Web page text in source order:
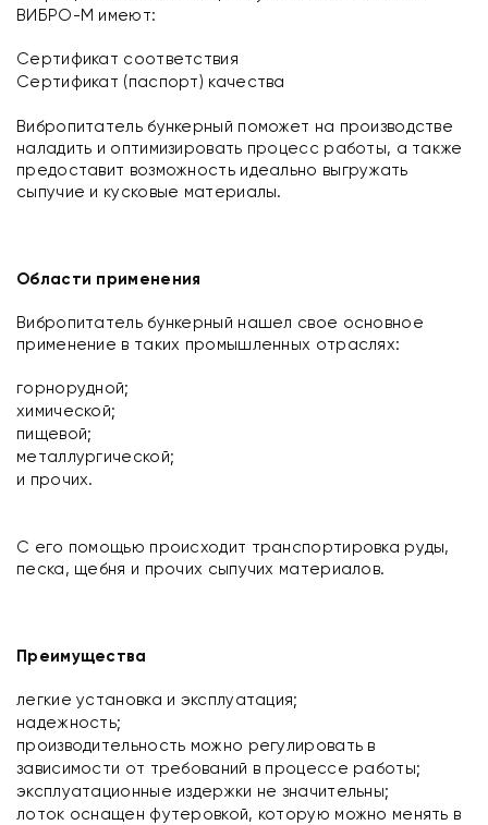
ВИБРО-М имеют:
Сертификат соответствия
Сертификат (паспорт) качества
Вибропитатель бункерный поможет на производстве
наладить и оптимизировать процесс работы, а также
предоставит возможность идеально выгружать
сыпучие и кусковые материалы.
Области применения
Вибропитатель бункерный нашел свое основное
применение в таких промышленных отраслях:
горнорудной;
химической;
пищевой;
металлургической;
и прочих.
С его помощью происходит транспортировка руды,
песка, щебня и прочих сыпучих материалов.
Преимущества
легкие установка и эксплуатация;
надежность;
производительность можно регулировать в
зависимости от требований в процессе работы;
эксплуатационные издержки не значительны;
лоток оснащен футеровкой, которую можно менять в